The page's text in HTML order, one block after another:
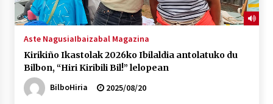
Aste NagusiaIbaizabal Magazina
Kirikiño Ikastolak 2026ko Ibilaldia antolatuko du
Bilbon, “Hiri Kiribili Bil!” lelopean
BilboHiria
2025/08/20